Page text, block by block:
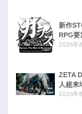
新作
RPG
2026年
ZETA
人超来
2026年